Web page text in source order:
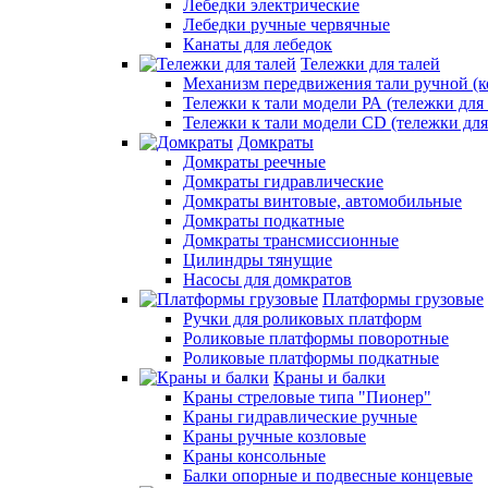
Лебедки электрические
Лебедки ручные червячные
Канаты для лебедок
Тележки для талей
Механизм передвижения тали ручной
Тележки к тали модели РА (тележки для
Тележки к тали модели CD (тележки
Домкраты
Домкраты реечные
Домкраты гидравлические
Домкраты винтовые, автомобильные
Домкраты подкатные
Домкраты трансмиссионные
Цилиндры тянущие
Насосы для домкратов
Платформы грузовые
Ручки для роликовых платформ
Роликовые платформы поворотные
Роликовые платформы подкатные
Краны и балки
Краны стреловые типа "Пионер"
Краны гидравлические ручные
Краны ручные козловые
Краны консольные
Балки опорные и подвесные концевые